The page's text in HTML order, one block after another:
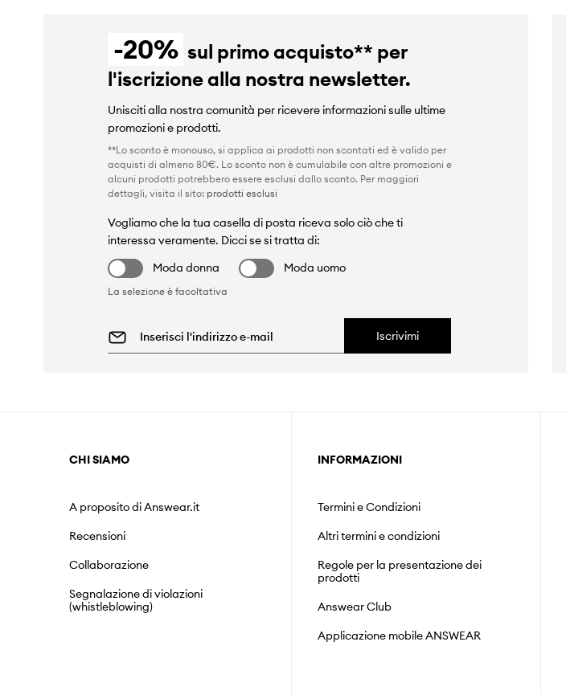
-20% sul primo acquisto** per
l'iscrizione alla nostra newsletter.
Unisciti alla nostra comunità per ricevere informazioni sulle ultime
promozioni e prodotti.
**Lo sconto è monouso, si applica ai prodotti non scontati ed è valido per
acquisti di almeno 80€. Lo sconto non è cumulabile con altre promozioni e
alcuni prodotti potrebbero essere esclusi dallo sconto. Per maggiori
dettagli, visita il sito: prodotti esclusi
Vogliamo che la tua casella di posta riceva solo ciò che ti
interessa veramente. Dicci se si tratta di:
Moda donna
Moda uomo
La selezione è facoltativa
Iscrivimi
CHI SIAMO
A proposito di Answear.it
Recensioni
Collaborazione
Segnalazione di violazioni
(whistleblowing)
INFORMAZIONI
Termini e Condizioni
Altri termini e condizioni
Regole per la presentazione dei
prodotti
Answear Club
Applicazione mobile ANSWEAR